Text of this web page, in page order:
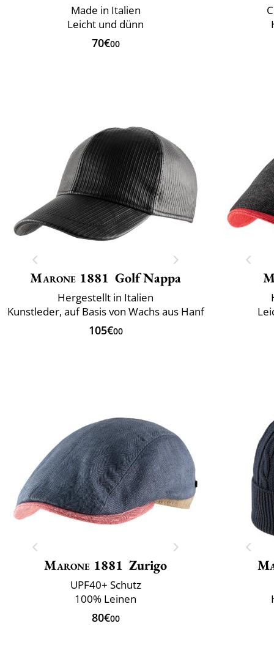
Made in Italien
Leicht und dünn
70€00
Marone 1881 Golf Nappa
Hergestellt in Italien
Kunstleder, auf Basis von Wachs aus Hanf
105€00
Marone 1881 Zurigo
UPF40+ Schutz
100% Leinen
80€00